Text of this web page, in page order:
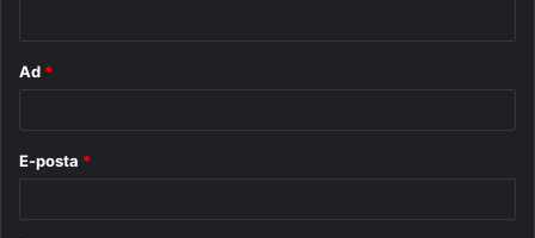
Ad *
E-posta *